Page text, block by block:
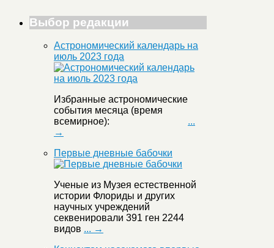
Выбор редакции
Астрономический календарь на
июль 2023 года
Избранные астрономические
события месяца (время
всемирное): ...
→
Первые дневные бабочки
Ученые из Музея естественной
истории Флориды и других
научных учреждений
секвенировали 391 ген 2244
видов ... →